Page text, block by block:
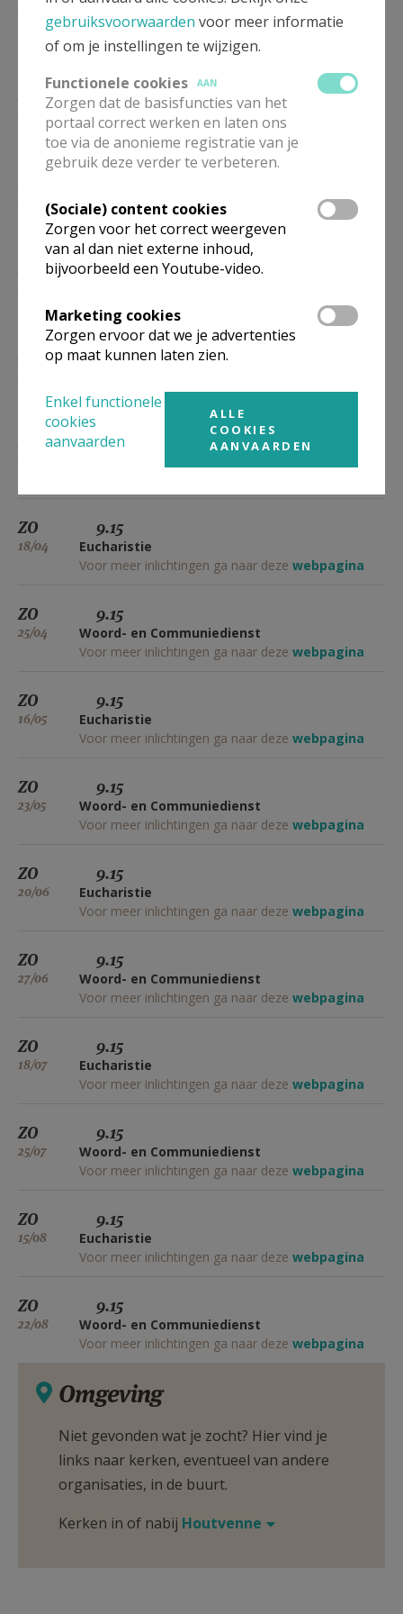
17/01
9.15
Eucharistie
Voor meer inlichtingen ga naar deze
24/01
9.15
Woord- en Communiedienst
Voor meer inlichtingen ga naar deze
Eucharistie
Voor meer inlichtingen ga naar deze
webpagina
9.15
Voor meer inlichtingen ga naar deze
webpagina
9.15
Voor meer inlichtingen ga naar dezewebpagina
9.15
ZO
18/04
9.15
Eucharistie
Voor meer inlichtingen ga naar deze webpagina
ZO
25/04
9.15
Woord- en Communiedienst
Voor meer inlichtingen ga naar deze webpagina
ZO
16/05
9.15
Eucharistie
Voor meer inlichtingen ga naar deze webpagina
ZO
23/05
9.15
Woord- en Communiedienst
Voor meer inlichtingen ga naar deze webpagina
ZO
20/06
9.15
Eucharistie
Voor meer inlichtingen ga naar deze webpagina
ZO
27/06
9.15
Woord- en Communiedienst
Voor meer inlichtingen ga naar deze webpagina
ZO
18/07
9.15
Eucharistie
Voor meer inlichtingen ga naar deze webpagina
ZO
25/07
9.15
Woord- en Communiedienst
Voor meer inlichtingen ga naar deze webpagina
ZO
15/08
9.15
Eucharistie
Voor meer inlichtingen ga naar deze webpagina
ZO
22/08
9.15
Woord- en Communiedienst
Voor meer inlichtingen ga naar deze webpagina
Omgeving
Niet gevonden wat je zocht? Hier vind je
links naar kerken, eventueel van andere
organisaties, in de buurt.
Kerken in of nabij Houtvenne
gebruiksvoorwaarden voor meer informatie
of om je instellingen te wijzigen.
Functionele cookies
AAN
Zorgen dat de basisfuncties van het
portaal correct werken en laten ons
toe via de anonieme registratie van je
gebruik deze verder te verbeteren.
(Sociale) content cookies
Zorgen voor het correct weergeven
van al dan niet externe inhoud,
bijvoorbeeld een Youtube-video.
Marketing cookies
Zorgen ervoor dat we je advertenties
op maat kunnen laten zien.
Enkel functionele
cookies
aanvaarden
ALLE
COOKIES
AANVAARDEN